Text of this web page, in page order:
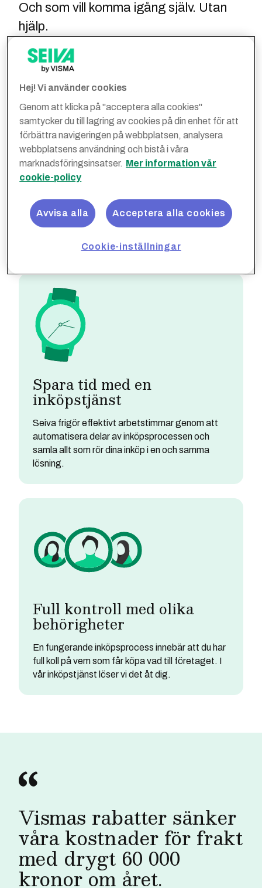
Och som vill komma igång själv. Utan
hjälp.
Välkända, trygga
inköpsställen
Vi säkerställer en leverans av hög kvalitet från
våra leverantörer. De allra flesta rabatterna
tillgodoser även behov av tillgänglighet i hela
Spara tid med en
inköpstjänst
Seiva frigör effektivt arbetstimmar genom att
automatisera delar av inköpsprocessen och
samla allt som rör dina inköp i en och samma
lösning.
Full kontroll med olika
behörigheter
En fungerande inköpsprocess innebär att du har
full koll på vem som får köpa vad till företaget. I
vår inköpstjänst löser vi det åt dig.
Vismas rabatter sänker
våra kostnader för frakt
med drygt 60 000
kronor om året.
Hej! Vi använder cookies
Genom att klicka på "acceptera alla cookies"
samtycker du till lagring av cookies på din enhet för att
förbättra navigeringen på webbplatsen, analysera
webbplatsens användning och bistå i våra
marknadsföringsinsatser. Mer information vår
cookie-policy
Avvisa alla Acceptera alla cookies
Cookie-inställningar